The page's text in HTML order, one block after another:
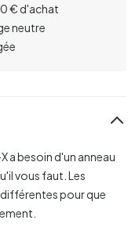
€ d'achat
neutre
a besoin d'un anneau
vous faut. Les
différentes pour que